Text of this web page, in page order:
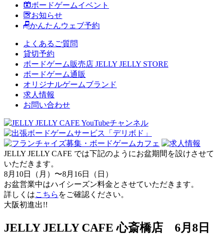
ボードゲームイベント
お知らせ
かんたんウェブ予約
よくあるご質問
貸切予約
ボードゲーム販売店 JELLY JELLY STORE
ボードゲーム通販
オリジナルゲームブランド
求人情報
お問い合わせ
JELLY JELLY CAFE では下記のようにお盆期間を設けさせて
いただきます。
8月10日（月）〜8月16日（日）
お盆営業中はハイシーズン料金とさせていただきます。
詳しくはこちら をご確認ください。
大阪初進出!!
JELLY JELLY CAFE 心斎橋店 6月8日